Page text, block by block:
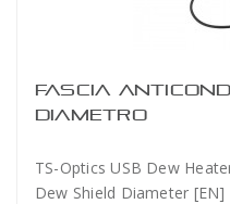
FASCIA
DIAMETRO
TS-Optics USB Dew
Dew Shield Diameter [EN]